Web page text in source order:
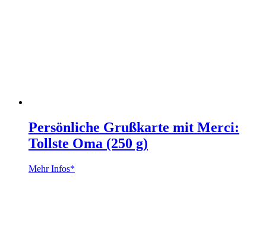
Persönliche Grußkarte mit Merci:
Tollste Oma (250 g)
Mehr Infos*